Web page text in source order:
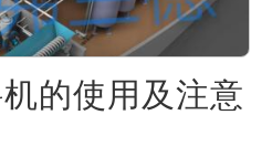
的使用及注意